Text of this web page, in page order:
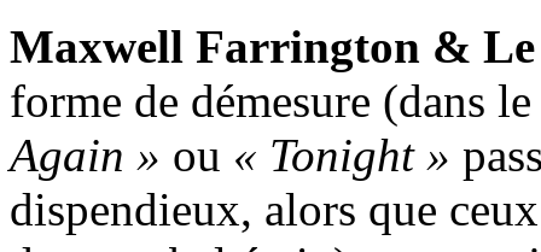
Maxwell Farrington &
forme de démesure (dans
Again » ou « Tonight »
dispendieux, alors que